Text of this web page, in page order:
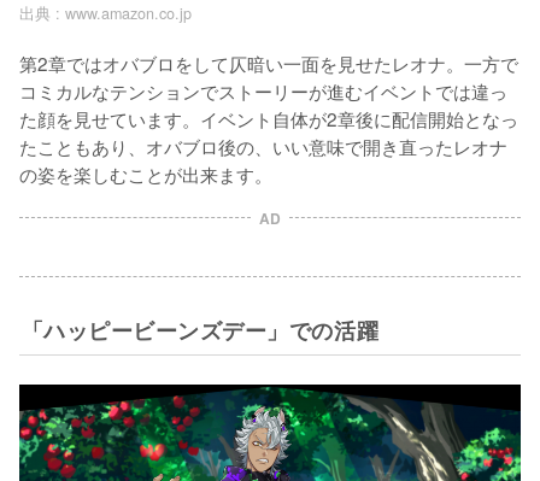
出典 : www.amazon.co.jp
第2章ではオバブロをして仄暗い一面を見せたレオナ。一方で
コミカルなテンションでストーリーが進むイベントでは違っ
た顔を見せています。イベント自体が2章後に配信開始となっ
たこともあり、オバブロ後の、いい意味で開き直ったレオナ
の姿を楽しむことが出来ます。
AD
「ハッピービーンズデー」での活躍